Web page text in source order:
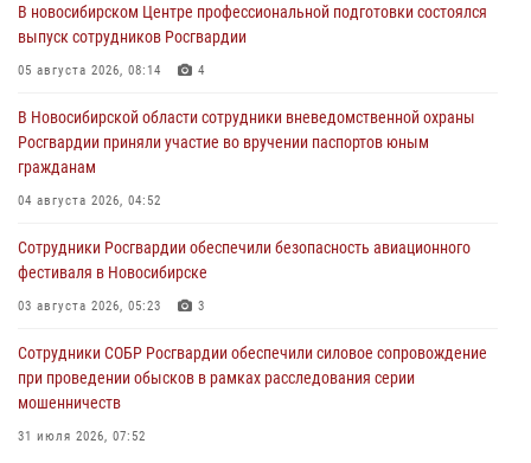
В новосибирском Центре профессиональной подготовки состоялся
выпуск сотрудников Росгвардии
05 августа 2026, 08:14 4
В Новосибирской области сотрудники вневедомственной охраны
Росгвардии приняли участие во вручении паспортов юным
гражданам
04 августа 2026, 04:52
Сотрудники Росгвардии обеспечили безопасность авиационного
фестиваля в Новосибирске
03 августа 2026, 05:23 3
Сотрудники СОБР Росгвардии обеспечили силовое сопровождение
при проведении обысков в рамках расследования серии
мошенничеств
31 июля 2026, 07:52